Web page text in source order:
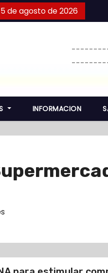
de agosto de 2026
INFORMACION